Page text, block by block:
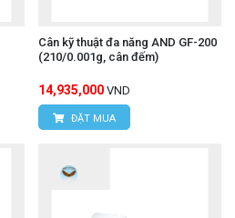
Cân kỹ thuật đa năng AND GF-200
(210/0.001g, cân đếm)
14,935,000 VND
ĐẶT MUA